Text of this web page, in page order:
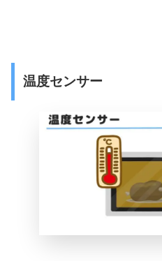
温度センサー